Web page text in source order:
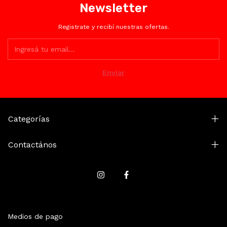
Newsletter
Registrate y recibí nuestras ofertas.
Categorías
Contactános
Medios de pago